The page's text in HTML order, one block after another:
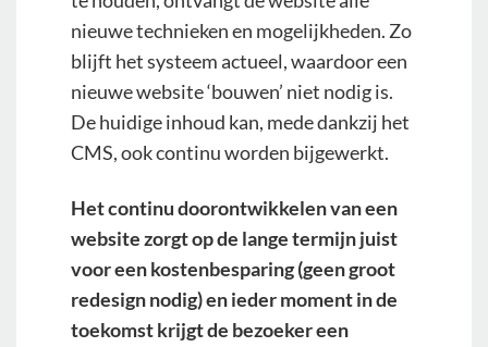
nieuwe technieken en mogelijkheden. Zo
blijft het systeem actueel, waardoor een
nieuwe website ‘bouwen’ niet nodig is.
De huidige inhoud kan, mede dankzij het
CMS, ook continu worden bijgewerkt.
Het continu doorontwikkelen van een
website zorgt op de lange termijn juist
voor een kostenbesparing (geen groot
redesign nodig) en ieder moment in de
toekomst krijgt de bezoeker een